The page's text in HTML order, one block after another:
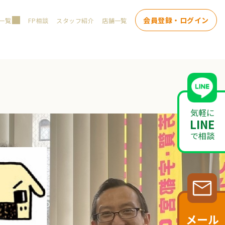
覧 FP相談 スタッフ紹介 店舗一覧 会員登録・ログイン
気軽に
LINE
で相談
メール